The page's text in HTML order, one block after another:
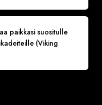
paikkasi suositulle
(Viking